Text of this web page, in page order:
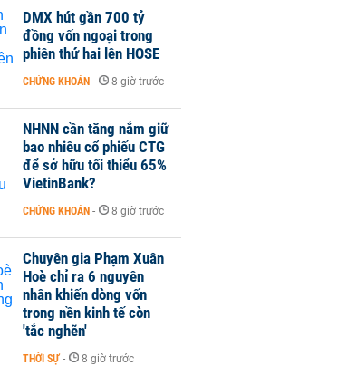
DMX hút gần 700 tỷ
đồng vốn ngoại trong
phiên thứ hai lên HOSE
CHỨNG KHOÁN - 8 giờ trước
NHNN cần tăng nắm giữ
bao nhiêu cổ phiếu CTG
để sở hữu tối thiểu 65%
VietinBank?
CHỨNG KHOÁN - 8 giờ trước
Chuyên gia Phạm Xuân
Hoè chỉ ra 6 nguyên
nhân khiến dòng vốn
trong nền kinh tế còn
'tắc nghẽn'
THỜI SỰ - 8 giờ trước